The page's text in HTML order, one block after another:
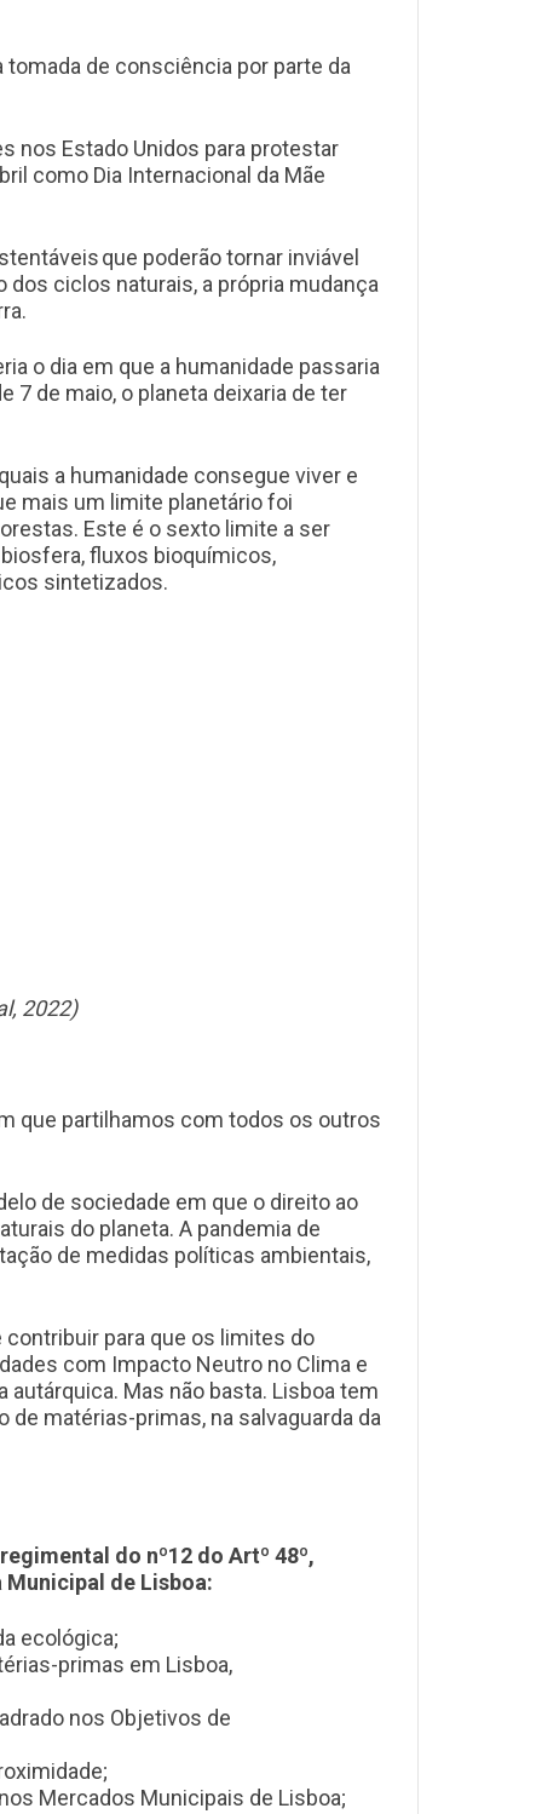
tomada de consciência por parte da
nos Estado Unidos para protestar
como Dia Internacional da Mãe
que poderão tornar inviável
dos ciclos naturais, a própria mudança
o dia em que a humanidade passaria
de maio, o planeta deixaria de ter
a humanidade consegue viver e
mais um limite planetário foi
Este é o sexto limite a ser
fluxos bioquímicos,
sintetizados.
2022)
que partilhamos com todos os outros
de sociedade em que o direito ao
do planeta. A pandemia de
de medidas políticas ambientais,
para que os limites do
com Impacto Neutro no Clima e
Mas não basta. Lisboa tem
matérias-primas, na salvaguarda da
do nº12 do Artº 48º,
de Lisboa:
ecológica;
primas em Lisboa,
nos Objetivos de
Mercados Municipais de Lisboa;